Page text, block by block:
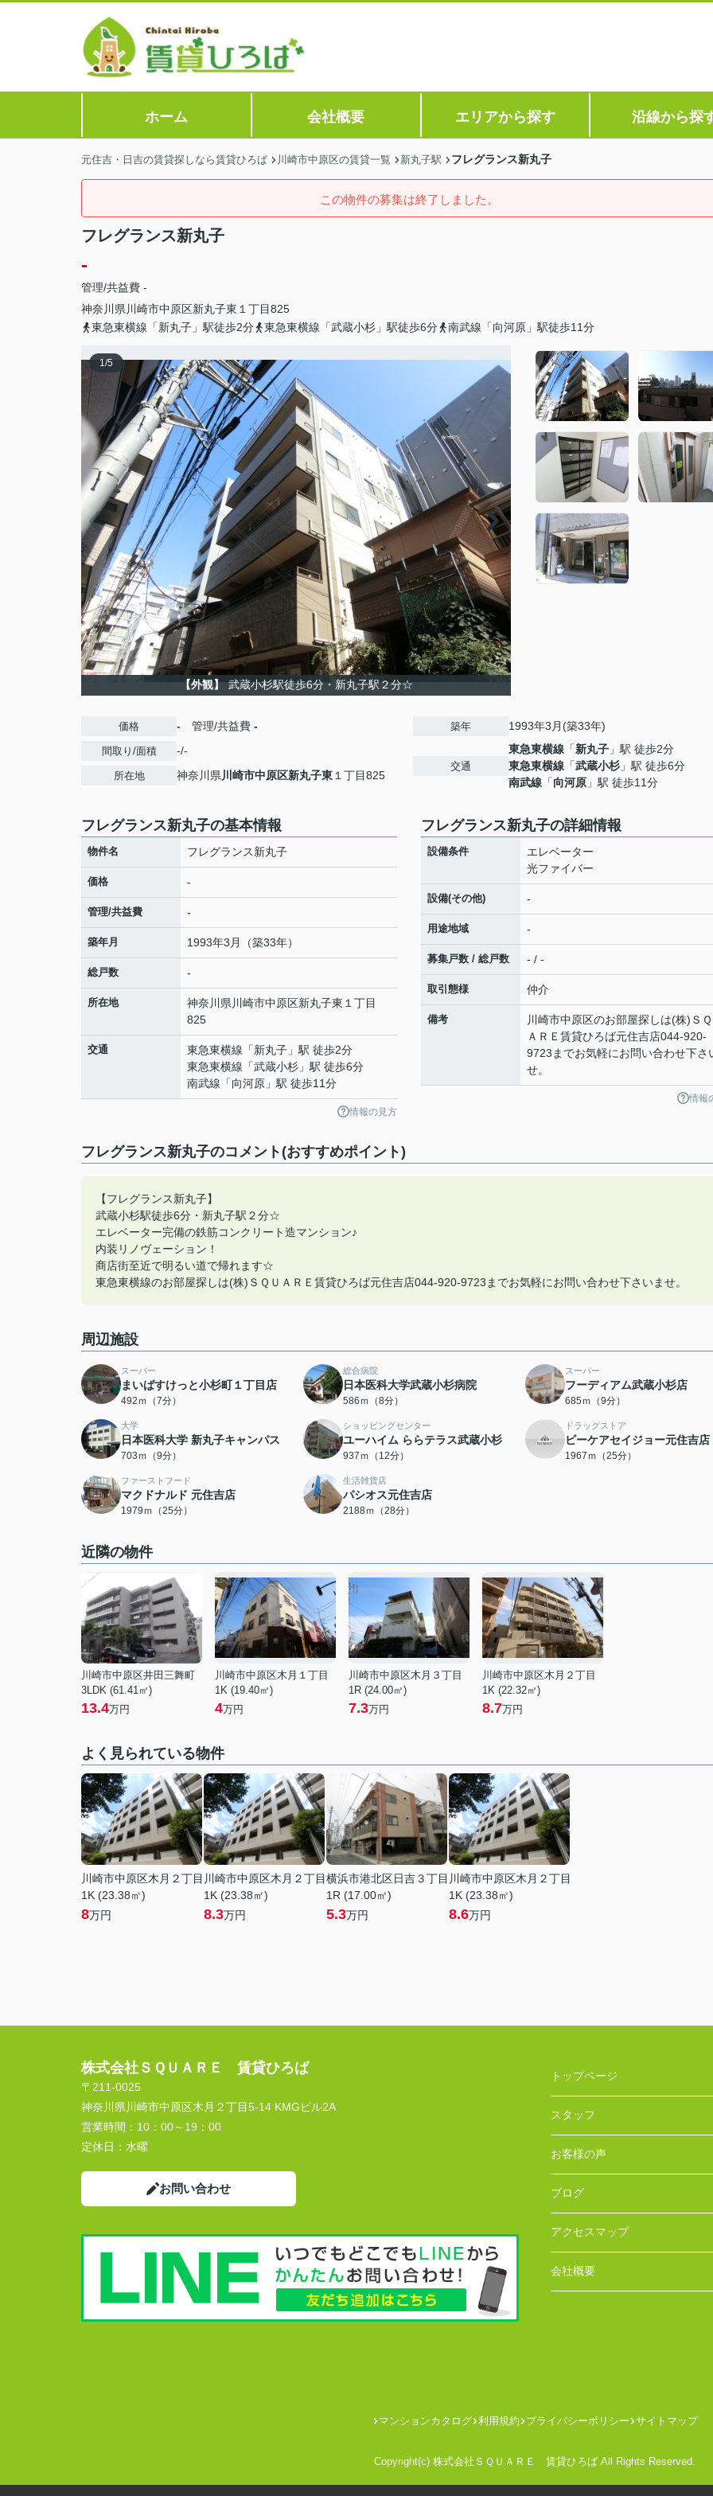
ホーム 会社概要 エリアから探す 沿線から探
元住吉・日吉の賃貸探しなら賃貸ひろば 川崎市中原区の賃貸一覧 新丸子駅 フレグランス新丸子
この物件の募集は終了しました。
フレグランス新丸子
-
管理/共益費 -
神奈川県 川崎市中原区新丸子東 １丁目825
東急東横線「新丸子」駅徒歩2分
東急東横線「武蔵小杉」駅徒歩6分 南武線「向河原」駅徒歩11分
1/5
【外観】 武蔵小杉駅徒歩6分・新丸子駅２分☆
価格 - 管理/共益費 -
間取り/面積 -/-
所在地 神奈川県川崎市中原区新丸子東 １丁目825
築年 1993年3月(築33年)
交通
東急東横線 「新丸子 」駅 徒歩2分
東急東横線 「武蔵小杉 」駅 徒歩6分
南武線 「向河原 」駅 徒歩11分
フレグランス新丸子の基本情報
物件名 フレグランス新丸子
価格 -
管理/共益費 -
築年月 1993年3月（築33年）
総戸数 -
所在地 神奈川県 川崎市中原区新丸子東 １丁目
825
交通 東急東横線 「新丸子 」駅 徒歩2分
東急東横線 「武蔵小杉 」駅 徒歩6分
南武線 「向河原 」駅 徒歩11分
情報の見方
フレグランス新丸子の詳細情報
設備条件
エレベーター
光ファイバー
設備(その他) -
用途地域 -
募集戸数 / 総戸数 - / -
取引態様 仲介
備考
川崎市中原区のお部屋探しは(株)Ｓ
ＡＲＥ賃貸ひろば元住吉店044-920-
9723までお気軽にお問い合わせ下さ
せ。
情報
フレグランス新丸子のコメント(おすすめポイント)
【フレグランス新丸子】
武蔵小杉駅徒歩6分・新丸子駅２分☆
エレベーター完備の鉄筋コンクリート造マンション♪
内装リノヴェーション！
商店街至近で明るい道で帰れます☆
東急東横線のお部屋探しは(株)ＳＱＵＡＲＥ賃貸ひろば元住吉店044-920-9723までお気軽にお問い合わせ下さいませ。
周辺施設
スーパー
まいばすけっと小杉町１丁目店
492ｍ（7分）
総合病院
日本医科大学武蔵小杉病院
586ｍ（8分）
スーパー
フーディアム武蔵小杉店
685ｍ（9分）
大学
日本医科大学 新丸子キャンパス
703ｍ（9分）
ショッピングセンター
ユーハイム ららテラス武蔵小杉
937ｍ（12分）
ドラッグストア
ビーケアセイジョー元住吉店
1967ｍ（25分）
ファーストフード
マクドナルド 元住吉店
1979ｍ（25分）
生活雑貨店
パシオス元住吉店
2188ｍ（28分）
近隣の物件
川崎市中原区井田三舞町
3LDK (61.41㎡)
13.4万円
川崎市中原区木月１丁目
1K (19.40㎡)
4万円
川崎市中原区木月３丁目
1R (24.00㎡)
7.3万円
川崎市中原区木月２丁目
1K (22.32㎡)
8.7万円
よく見られている物件
川崎市中原区木月２丁目
1K (23.38㎡)
8万円
川崎市中原区木月２丁目
1K (23.38㎡)
8.3万円
横浜市港北区日吉３丁目
1R (17.00㎡)
5.3万円
川崎市中原区木月２丁目
1K (23.38㎡)
8.6万円
株式会社ＳＱＵＡＲＥ 賃貸ひろば
〒211-0025
神奈川県川崎市中原区木月２丁目5-14 KMGビル2A
営業時間： 10：00～19：00
定休日： 水曜
お問い合わせ
トップページ
スタッフ
お客様の声
ブログ
アクセスマップ
会社概要
マンションカタログ 利用規約 プライバシーポリシー サイトマップ
Copyright(c) 株式会社ＳＱＵＡＲＥ 賃貸ひろば All Rights Reserved.